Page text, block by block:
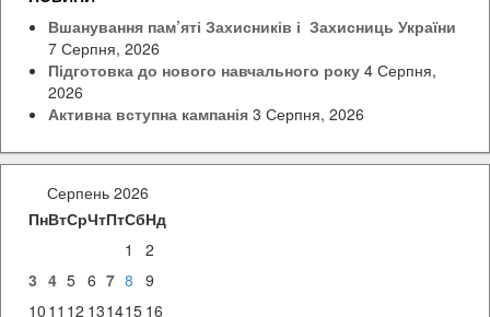
Вшанування пам’яті Захисників і Захисниць України
7 Серпня, 2026
Підготовка до нового навчального року 4 Серпня,
2026
Активна вступна кампанія 3 Серпня, 2026
Серпень 2026
ПнВтСрЧтПтСбНд
1
2
3 4 5 6 7 8 9
10 11 12 131415 16